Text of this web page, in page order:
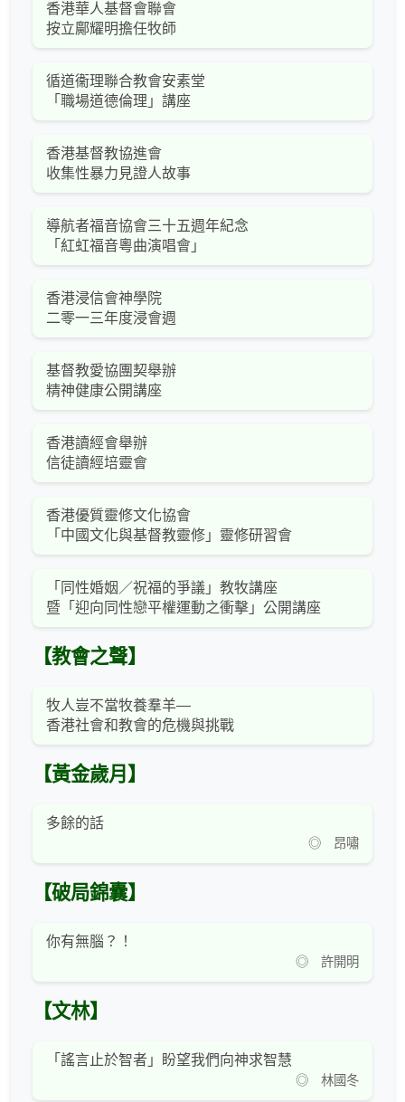
香港華人基督會聯會
按立鄺耀明擔任牧師
循道衞理聯合教會安素堂
「職場道德倫理」講座
香港基督教協進會
收集性暴力見證人故事
導航者福音協會三十五週年紀念
「紅虹福音粵曲演唱會」
香港浸信會神學院
二零一三年度浸會週
基督教愛協團契舉辦
精神健康公開講座
香港讀經會舉辦
信徒讀經培靈會
香港優質靈修文化協會
「中國文化與基督教靈修」靈修研習會
「同性婚姻／祝福的爭議」教牧講座
暨「迎向同性戀平權運動之衝擊」公開講座
【教會之聲】
牧人豈不當牧養羣羊—
香港社會和教會的危機與挑戰
【黃金歲月】
多餘的話
◎ 昂嘯
【破局錦囊】
你有無腦？！
◎ 許開明
【文林】
「謠言止於智者」盼望我們向神求智慧
◎ 林國冬